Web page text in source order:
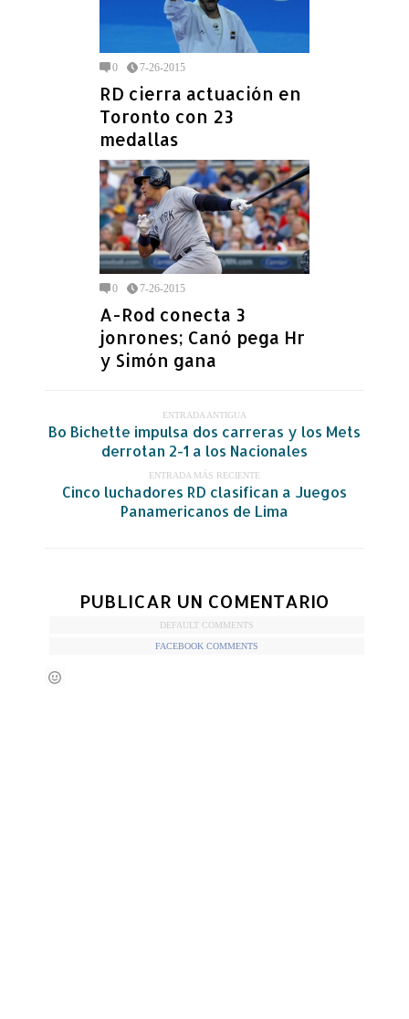
0 7-26-2015
RD cierra actuación en
Toronto con 23
medallas
0 7-26-2015
A-Rod conecta 3
jonrones; Canó pega Hr
y Simón gana
ENTRADA ANTIGUA
Bo Bichette impulsa dos carreras y los Mets
derrotan 2-1 a los Nacionales
ENTRADA MÁS RECIENTE
Cinco luchadores RD clasifican a Juegos
Panamericanos de Lima
PUBLICAR UN COMENTARIO
DEFAULT COMMENTS
FACEBOOK COMMENTS